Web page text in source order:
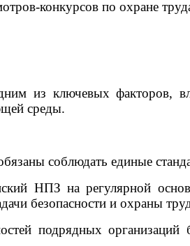
конкурсов по охране
из ключевых факторов,
среды.
соблюдать единые
НПЗ на регулярной
безопасности и охраны
подрядных организаций